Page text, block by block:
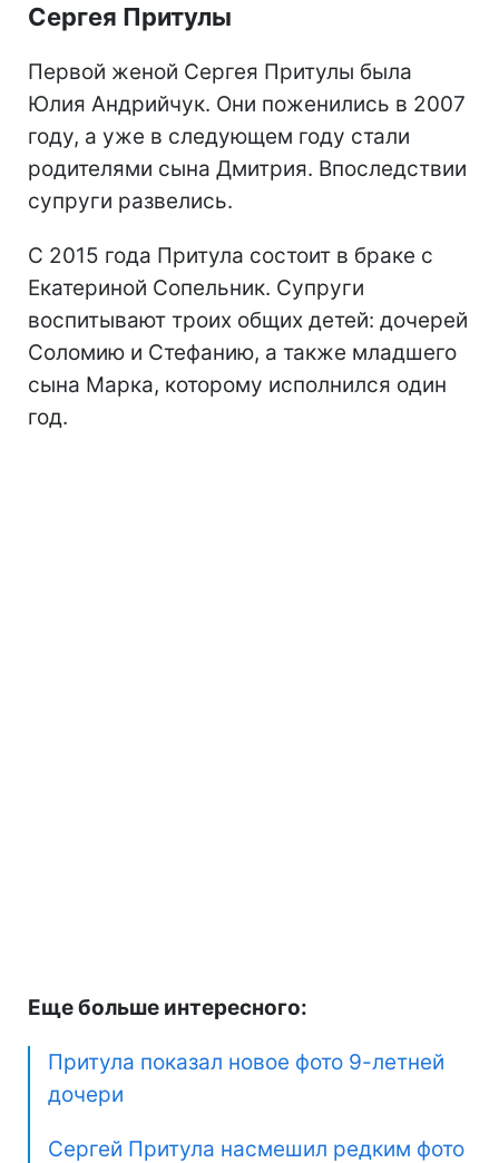
Сергея Притулы
Первой женой Сергея Притулы была
Юлия Андрийчук. Они поженились в 2007
году, а уже в следующем году стали
родителями сына Дмитрия. Впоследствии
супруги развелись.
С 2015 года Притула состоит в браке с
Екатериной Сопельник. Супруги
воспитывают троих общих детей: дочерей
Соломию и Стефанию, а также младшего
сына Марка, которому исполнился один
год.
Еще больше интересного:
Притула показал новое фото 9-летней
дочери
Сергей Притула насмешил редким фото